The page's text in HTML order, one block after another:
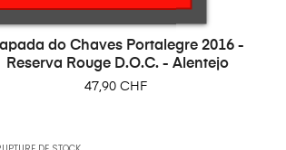
do Chaves Portalegre 2016 -
Reserva Rouge D.O.C. - Alentejo
Prix
47,90 CHF